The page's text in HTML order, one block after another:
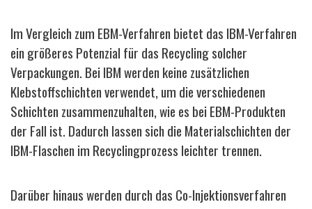
Im Vergleich zum EBM-Verfahren bietet das IBM-Verfahren
ein größeres Potenzial für das Recycling solcher
Verpackungen. Bei IBM werden keine zusätzlichen
Klebstoffschichten verwendet, um die verschiedenen
Schichten zusammenzuhalten, wie es bei EBM-Produkten
der Fall ist. Dadurch lassen sich die Materialschichten der
IBM-Flaschen im Recyclingprozess leichter trennen.
Darüber hinaus werden durch das Co-Injektionsverfahren